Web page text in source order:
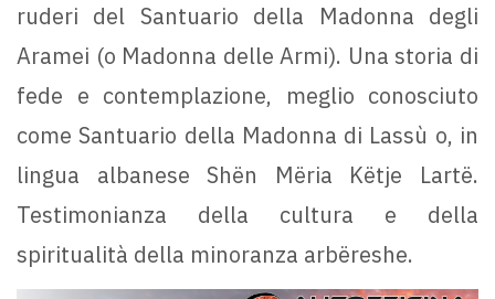
ruderi del Santuario della Madonna degli
Aramei (o Madonna delle Armi). Una storia di
fede e contemplazione, meglio conosciuto
come Santuario della Madonna di Lassù o, in
lingua albanese Shën Mëria Këtje Lartë.
Testimonianza della cultura e della
spiritualità della minoranza arbëreshe.